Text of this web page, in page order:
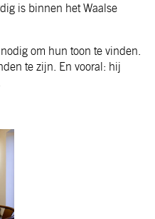
is binnen het Waalse
om hun toon te vinden.
te zijn. En vooral: hij